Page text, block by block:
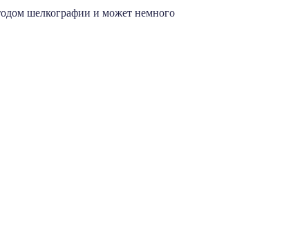
шелкографии и может немного